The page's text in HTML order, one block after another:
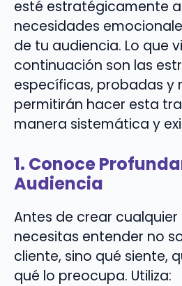
esté estratégicamente
necesidades
de tu audiencia. Lo que
continuación son las
específicas, probadas y
permitirán hacer esta
manera sistemática y
1. Conoce
Audiencia
Antes de crear cualquier
necesitas entender no
cliente, sino qué siente,
qué lo preocupa. Utiliza: